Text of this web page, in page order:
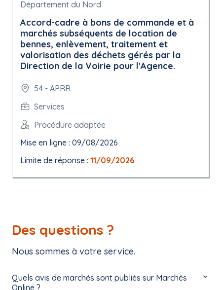
Département du Nord
Accord-cadre à bons de commande et à
marchés subséquents de location de
bennes, enlèvement, traitement et
valorisation des déchets gérés par la
Direction de la Voirie pour l'Agence.
54 - APRR
Services
Procédure adaptée
Mise en ligne : 09/08/2026
Limite de réponse : 11/09/2026
Des questions ?
Nous sommes à votre service.
Quels avis de marchés sont publiés sur Marchés
Online ?